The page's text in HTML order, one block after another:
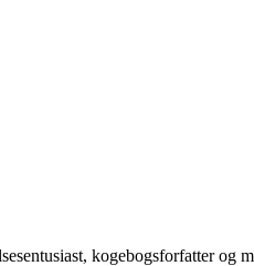
kogebogsforfatter og